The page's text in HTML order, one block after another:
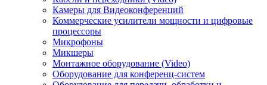
Камеры для Видеоконференций
Коммерческие усилители мощности и цифровые
процессоры
Микрофоны
Микшеры
Монтажное оборудование (Video)
Оборудование для конференц-систем